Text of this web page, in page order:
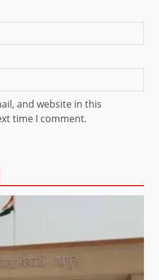
and website in this
time I comment.